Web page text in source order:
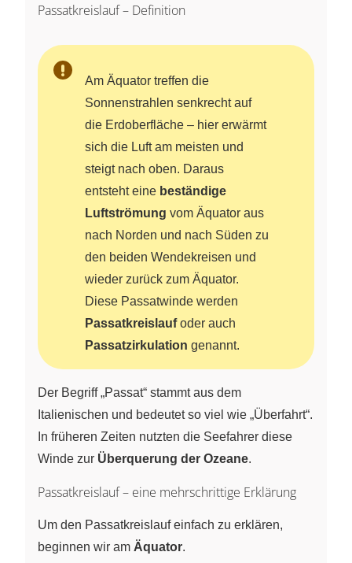
Passatkreislauf ­– Definition
Am Äquator treffen die
Sonnenstrahlen senkrecht auf
die Erdoberfläche – hier erwärmt
sich die Luft am meisten und
steigt nach oben. Daraus
entsteht eine beständige
Luftströmung vom Äquator aus
nach Norden und nach Süden zu
den beiden Wendekreisen und
wieder zurück zum Äquator.
Diese Passatwinde werden
Passatkreislaufoder auch
Passatzirkulation genannt.
Der Begriff „Passat“ stammt aus dem
Italienischen und bedeutet so viel wie „Überfahrt“.
In früheren Zeiten nutzten die Seefahrer diese
Winde zur Überquerung der Ozeane.
Passatkreislauf – eine mehrschrittige Erklärung
Um den Passatkreislauf einfach zu erklären,
beginnen wir am Äquator.